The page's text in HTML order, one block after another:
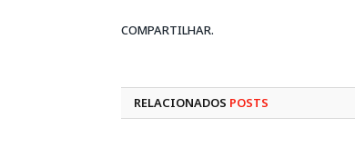
COMPARTILHAR.
RELACIONADOS POSTS